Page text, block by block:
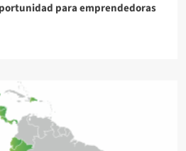
para emprendedoras